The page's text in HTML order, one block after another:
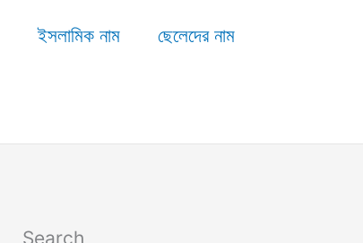
ইসলামিক নাম ছেলেদের নাম
Search